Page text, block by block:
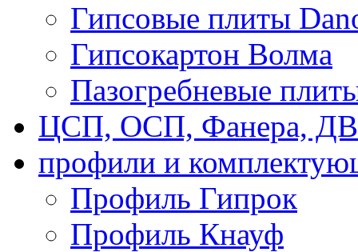
Гипсовые плиты
Гипсокартон Волма
Пазогребневые
ЦСП, ОСП, Фанера,
профили и
Профиль Гипрок
Профиль Кнауф